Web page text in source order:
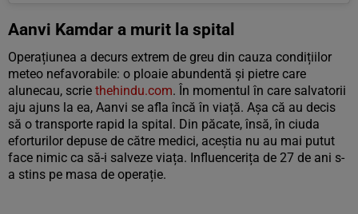
Aanvi Kamdar a murit la spital
Operațiunea a decurs extrem de greu din cauza condițiilor
meteo nefavorabile: o ploaie abundentă și pietre care
alunecau, scrie thehindu.com. În momentul în care salvatorii
aju ajuns la ea, Aanvi se afla încă în viață. Așa că au decis
să o transporte rapid la spital. Din păcate, însă, în ciuda
eforturilor depuse de către medici, aceștia nu au mai putut
face nimic ca să-i salveze viața. Influencerița de 27 de ani s-
a stins pe masa de operație.